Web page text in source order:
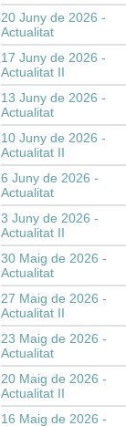
20 Juny de 2026 -
Actualitat
17 Juny de 2026 -
Actualitat II
13 Juny de 2026 -
Actualitat
10 Juny de 2026 -
Actualitat II
6 Juny de 2026 -
Actualitat
3 Juny de 2026 -
Actualitat II
30 Maig de 2026 -
Actualitat
27 Maig de 2026 -
Actualitat II
23 Maig de 2026 -
Actualitat
20 Maig de 2026 -
Actualitat II
16 Maig de 2026 -